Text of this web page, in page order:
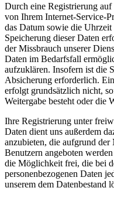
Durch eine Registrierung
von Ihrem Internet-Service-
das Datum sowie die
Speicherung dieser Daten
der Missbrauch unserer
Daten im Bedarfsfall
aufzuklären. Insofern ist die
Absicherung erforderlich.
erfolgt grundsätzlich nicht,
Weitergabe besteht oder die
Ihre Registrierung unter
Daten dient uns außerdem
anzubieten, die aufgrund der
Benutzern angeboten
die Möglichkeit frei, die bei
personenbezogenen Daten
unserem dem Datenbestand